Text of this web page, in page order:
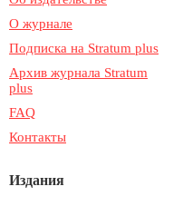
О журнале
Подписка на Stratum plus
Архив журнала Stratum
plus
FAQ
Контакты
Издания